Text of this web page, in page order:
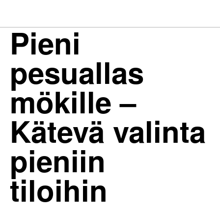
Pieni
pesuallas
mökille –
Kätevä valinta
pieniin
tiloihin